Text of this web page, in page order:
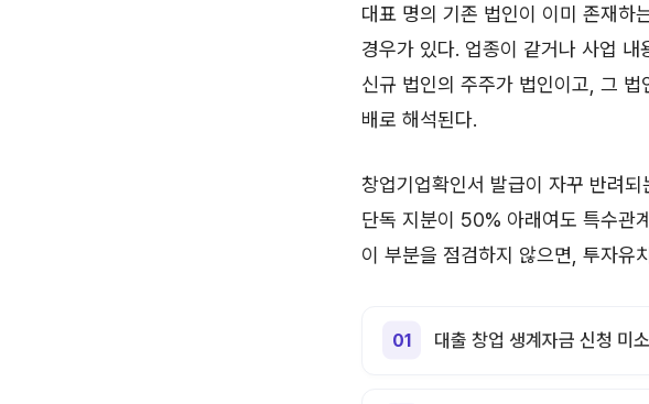
대표 명의 기존 법인이 이미 존재하
경우가 있다. 업종이 같거나 사업
신규 법인의 주주가 법인이고, 그
배로 해석된다.
창업기업확인서 발급이 자꾸 반려
단독 지분이 50% 아래여도 특수관
이 부분을 점검하지 않으면, 투자유
대출 창업 생계자금 신청 미